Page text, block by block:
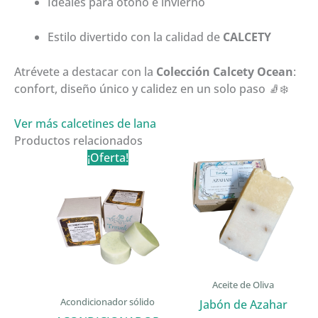
Estilo divertido con la calidad de CALCETY
Atrévete a destacar con la Colección Calcety Ocean:
confort, diseño único y calidez en un solo paso 🧦❄️
Ver más calcetines de lana
Productos relacionados
¡Oferta!
Acondicionador sólido
Aceite de Oliva
Jabón de Azahar